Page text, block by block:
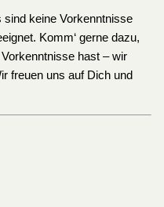
keine Vorkenntnisse
Komm‘ gerne dazu,
hast – wir
freuen uns auf Dich und